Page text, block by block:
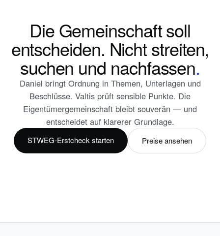
Die Gemeinschaft soll
entscheiden. Nicht streiten,
suchen und nachfassen.
Daniel bringt Ordnung in Themen, Unterlagen und
Beschlüsse. Valtis prüft sensible Punkte. Die
Eigentümergemeinschaft bleibt souverän — und
entscheidet auf klarerer Grundlage.
STWEG-Erstcheck starten Preise ansehen